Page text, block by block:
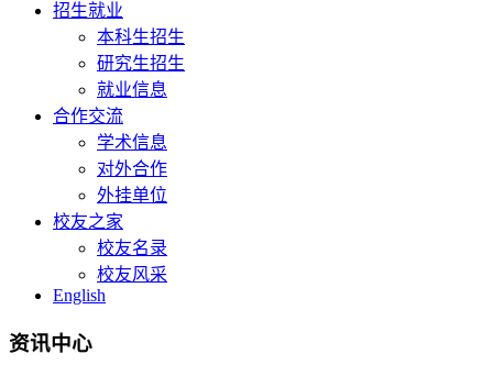
招生就业
本科生招生
研究生招生
就业信息
合作交流
学术信息
对外合作
外挂单位
校友之家
校友名录
校友风采
English
资讯中心